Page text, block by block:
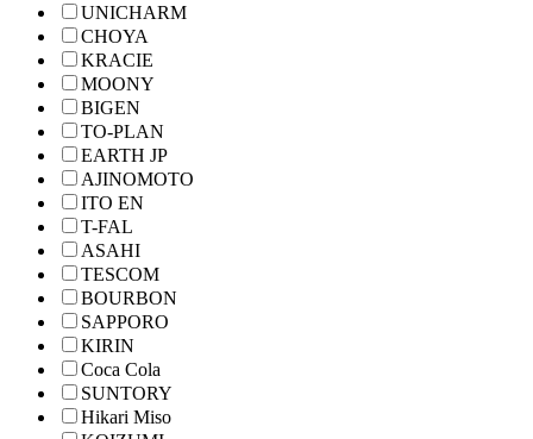
UNICHARM
CHOYA
KRACIE
MOONY
BIGEN
TO-PLAN
EARTH JP
AJINOMOTO
ITO EN
T-FAL
ASAHI
TESCOM
BOURBON
SAPPORO
KIRIN
Coca Cola
SUNTORY
Hikari Miso